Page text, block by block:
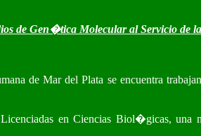
de Gen�tica Molecular al Servicio de
de Mar del Plata se encuentra
en Ciencias Biol�gicas,